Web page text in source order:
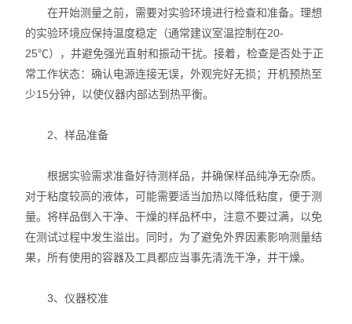
在开始测量之前，需要对实验环境进行检查和准备。理想
的实验环境应保持温度稳定（通常建议室温控制在20-
25℃），并避免强光直射和振动干扰。接着，检查是否处于正
常工作状态：确认电源连接无误，外观完好无损；开机预热至
少15分钟，以使仪器内部达到热平衡。
2、样品准备
根据实验需求准备好待测样品，并确保样品纯净无杂质。
对于粘度较高的液体，可能需要适当加热以降低粘度，便于测
量。将样品倒入干净、干燥的样品杯中，注意不要过满，以免
在测试过程中发生溢出。同时，为了避免外界因素影响测量结
果，所有使用的容器及工具都应当事先清洗干净，并干燥。
3、仪器校准